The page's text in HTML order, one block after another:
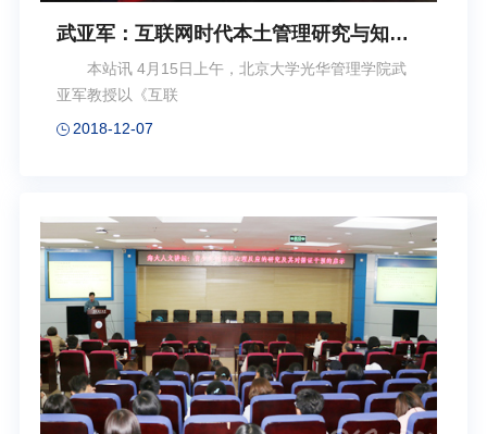
武亚军：互联网时代本土管理研究与知识
创新策略
本站讯 4月15日上午，北京大学光华管理学院武
亚军教授以《互联
2018-12-07